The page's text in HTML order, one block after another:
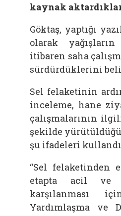
kaynak
Göktaş, yaptığı
olarak
itibaren saha
sürdürdüklerini
Sel felaketinin
inceleme, hane
çalışmalarının
şekilde
şu ifadeleri
“Sel felaketinden
etapta acil ve
karşılanması
Yardımlaşma ve